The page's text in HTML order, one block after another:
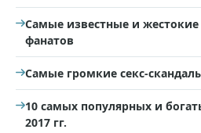
Самые известные и
фанатов
Самые громкие секс-
10 самых популярных и
2017 гг.